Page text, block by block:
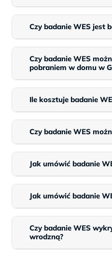
Czy badanie WES jest
Czy badanie WES
pobraniem w domu w
Ile kosztuje badanie
Czy badanie WES
Jak umówić badanie
Jak umówić badanie
Czy badanie WES
wrodzną?